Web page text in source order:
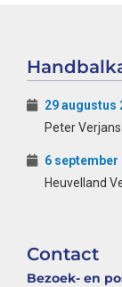
29 augustus
Peter
6 september
Heuvelland
Contact
Bezoek- en